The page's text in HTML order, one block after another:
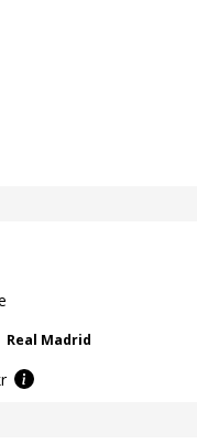
Real Madrid